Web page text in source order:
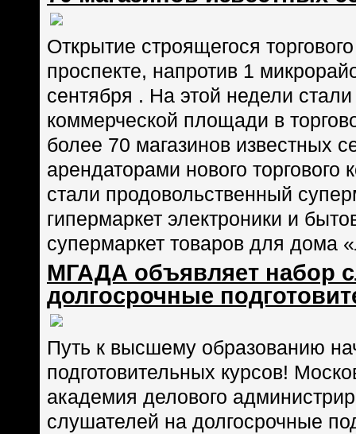
Открытие строящегося
проспекте, напротив 1
сентября . На этой недели
коммерческой площади в
более 70 магазинов известных
арендаторами нового торгового
стали продовольственный
гипермаркет электроники и
супермаркет товаров для дома
МГАДА объявляет набор
долгосрочные
Путь к высшему образованию
подготовительных курсов!
академия делового
слушателей на долгосрочные